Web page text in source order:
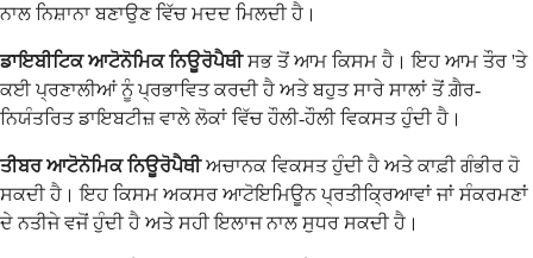
ਨਾਲ ਨਿਸ਼ਾਨਾ ਬਣਾਉਣ ਵਿੱਚ ਮਦਦ ਮਿਲਦੀ ਹੈ।
ਡਾਇਬੀਟਿਕ ਆਟੋਨੋਮਿਕ ਨਿਊਰੋਪੈਥੀਸਭ ਤੋਂ ਆਮ ਕਿਸਮ ਹੈ। ਇਹ ਆਮ ਤੌਰ 'ਤੇ
ਕਈ ਪ੍ਰਣਾਲੀਆਂ ਨੂੰ ਪ੍ਰਭਾਵਿਤ ਕਰਦੀ ਹੈ ਅਤੇ ਬਹੁਤ ਸਾਰੇ ਸਾਲਾਂ ਤੋਂ ਗ਼ੈਰ-
ਨਿਯੰਤਰਿਤ ਡਾਇਬਟੀਜ਼ ਵਾਲੇ ਲੋਕਾਂ ਵਿੱਚ ਹੌਲੀ-ਹੌਲੀ ਵਿਕਸਤ ਹੁੰਦੀ ਹੈ।
ਤੀਬਰ ਆਟੋਨੋਮਿਕ ਨਿਊਰੋਪੈਥੀਅਚਾਨਕ ਵਿਕਸਤ ਹੁੰਦੀ ਹੈ ਅਤੇ ਕਾਫ਼ੀ ਗੰਭੀਰ ਹੋ
ਸਕਦੀ ਹੈ। ਇਹ ਕਿਸਮ ਅਕਸਰ ਆਟੋਇਮਿਊਨ ਪ੍ਰਤੀਕ੍ਰਿਆਵਾਂ ਜਾਂ ਸੰਕਰਮਣਾਂ
ਦੇ ਨਤੀਜੇ ਵਜੋਂ ਹੁੰਦੀ ਹੈ ਅਤੇ ਸਹੀ ਇਲਾਜ ਨਾਲ ਸੁਧਰ ਸਕਦੀ ਹੈ।